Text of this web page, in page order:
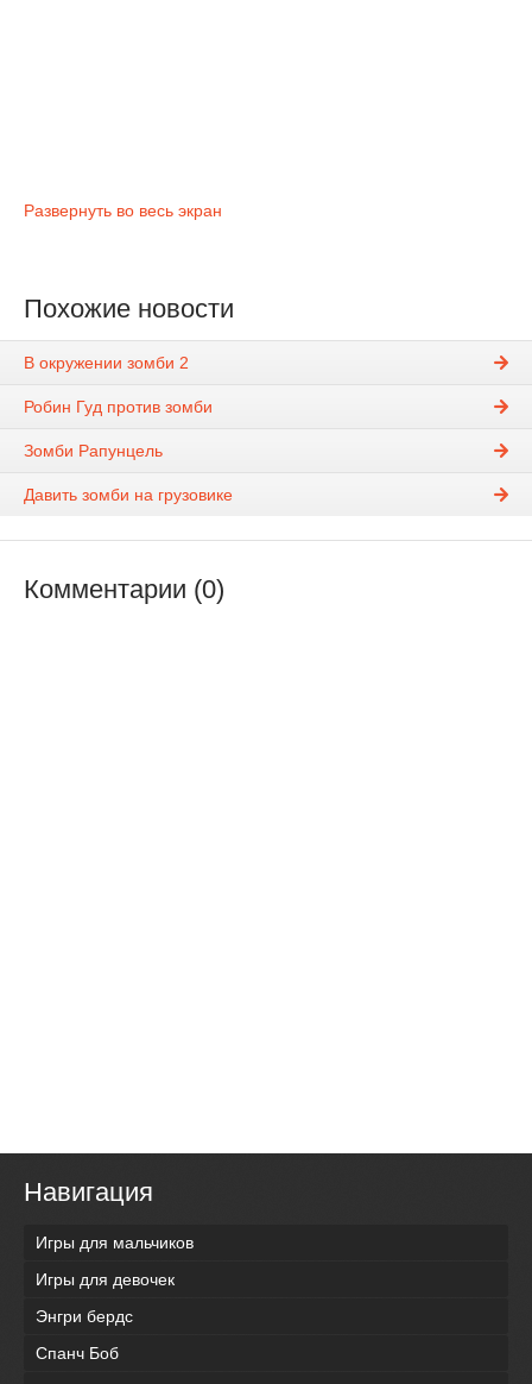
Развернуть во весь экран
Похожие новости
В окружении зомби 2
Робин Гуд против зомби
Зомби Рапунцель
Давить зомби на грузовике
Комментарии (0)
Навигация
Игры для мальчиков
Игры для девочек
Энгри бердс
Спанч Боб